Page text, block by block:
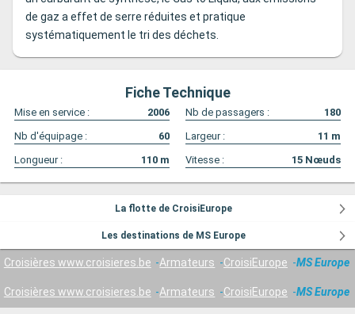
de gaz a effet de serre réduites et pratique
systématiquement le tri des déchets.
Fiche Technique
Mise en service : 2006 Nb de passagers :
180
Nb d'équipage :
60 Largeur : 11 m
Longueur :
110 m Vitesse : 15 Nœuds
La flotte de CroisiEurope
Les destinations de MS Europe
Croisières www.croisieres.be Armateurs CroisiEurope MS Europe
Croisières www.croisieres.be Armateurs CroisiEurope MS Europe